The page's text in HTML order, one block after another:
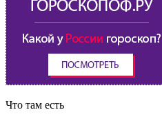
Что там есть